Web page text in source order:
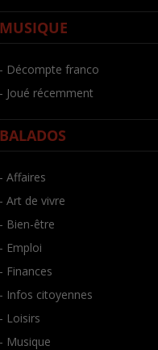
MUSIQUE
- Décompte franco
- Joué récemment
BALADOS
- Affaires
- Art de vivre
- Bien-être
- Emploi
- Finances
- Infos citoyennes
- Loisirs
- Musique